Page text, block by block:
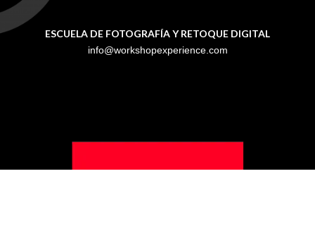
ESCUELA DE FOTOGRAFÍA Y RETOQUE DIGITAL
info@workshopexperience.com